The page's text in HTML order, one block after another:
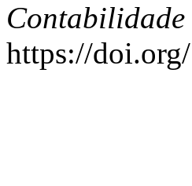
https://